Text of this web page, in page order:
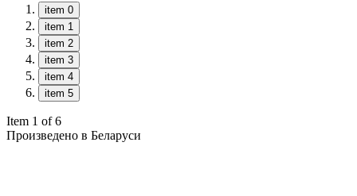
item 0
item 1
item 2
item 3
item 4
item 5
Item 1 of 6
Произведено в Беларуси